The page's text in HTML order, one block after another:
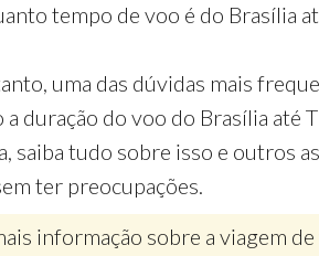
tempo de voo é do Brasília
uma das dúvidas mais
a duração do voo do Brasília até
saiba tudo sobre isso e outros
ter preocupações.
informação sobre a viagem